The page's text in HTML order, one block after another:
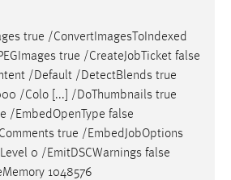
true /ConvertImagesToIndexed
true /CreateJob Ticket false
/Default /DetectBlends true
/Colo [...] /DoThumbnails true
/EmbedOpenType false
true /EmbedJobOptions
0 /EmitDSCWarnings false
1048576
_pk_id, _pk_ses